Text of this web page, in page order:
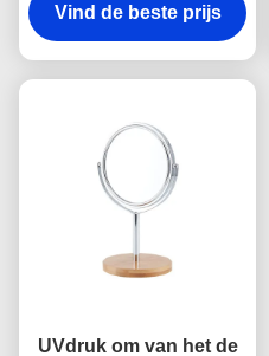
Tweezijdige Spiegel
Vind de beste prijs
UVdruk om van het de